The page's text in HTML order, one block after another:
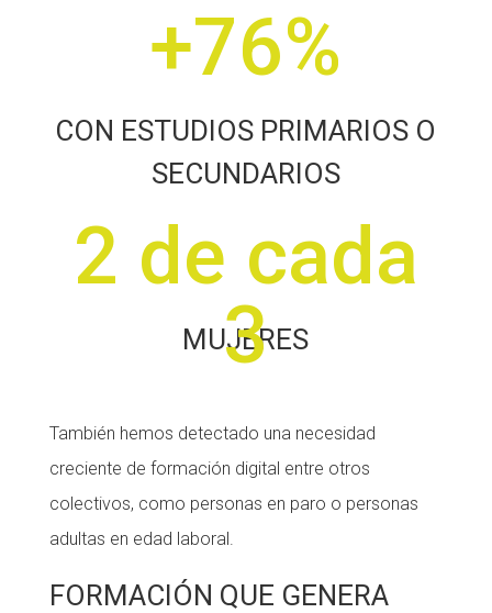
+76%
CON ESTUDIOS PRIMARIOS O
SECUNDARIOS
2 de cada
3
MUJERES
También hemos detectado una necesidad
creciente de formación digital entre otros
colectivos, como personas en paro o personas
adultas en edad laboral.
FORMACIÓN QUE GENERA